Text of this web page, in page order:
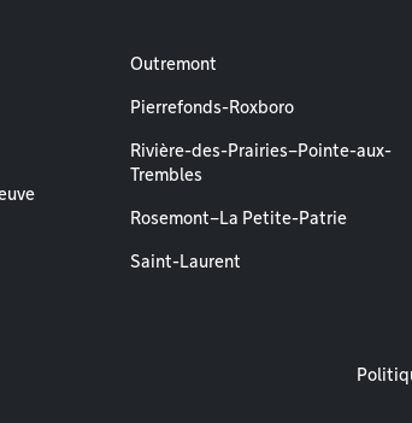
Outremont
Pierrefonds-Roxboro
Rivière-des-Prairies–Pointe-aux-
Trembles
Rosemont–La Petite-Patrie
Saint-Laurent